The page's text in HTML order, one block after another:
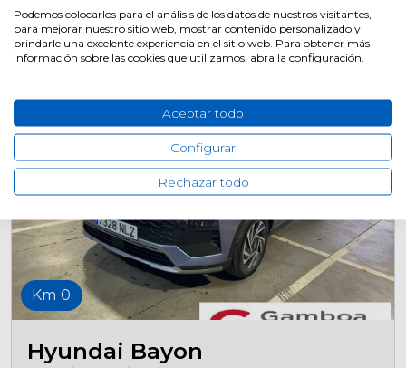
Descúbrelo
Km 0
Hyundai Bayon
Podemos colocarlos para el análisis de los datos de nuestros visitantes,
para mejorar nuestro sitio web, mostrar contenido personalizado y
brindarle una excelente experiencia en el sitio web. Para obtener más
información sobre las cookies que utilizamos, abra la configuración.
Aceptar todo
Configurar
Rechazar todo